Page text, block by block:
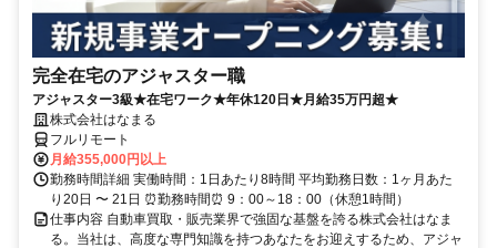
完全在宅のアジャスター職
アジャスター3級★在宅ワーク★年休120日★月給35万円超★
株式会社はなまる
フルリモート
月給355,000円以上
勤務時間詳細 実働時間：1日あたり8時間 平均勤務日数：1ヶ月あた
り20日 〜 21日 ⏰勤務時間⏰ 9：00～18：00（休憩1時間）
仕事内容 自動車買取・販売業界で強固な基盤を誇る株式会社はなま
る。当社は、高度な専門知識を持つあなたをお迎えするため、アジャ